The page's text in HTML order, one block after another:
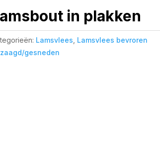
in plakken
Lamsvlees Lamsvlees bevroren
gesneden